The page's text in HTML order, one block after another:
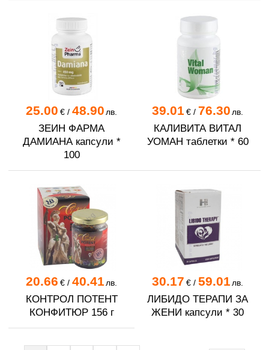
25.00 €/ 48.90 лв.
ЗЕИН ФАРМА
ДАМИАНА капсули *
100
39.01 €/ 76.30 лв.
КАЛИВИТА ВИТАЛ
УОМАН таблетки * 60
20.66 €/ 40.41лв.
КОНТРОЛ ПОТЕНТ
КОНФИТЮР 156 г
30.17 €/ 59.01лв.
ЛИБИДО ТЕРАПИ ЗА
ЖЕНИ капсули * 30